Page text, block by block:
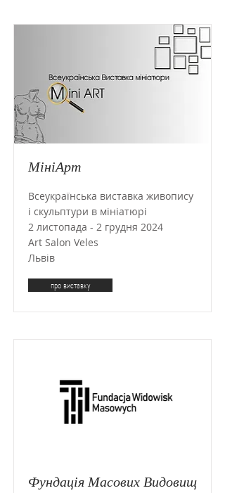
МініАрт
Всеукраїнська виставка живопису
і скульптури в мініатюрі
2 листопада - 2 грудня 2024
Art Salon Veles
Львів
про виставку
Фундація Масових Видовищ